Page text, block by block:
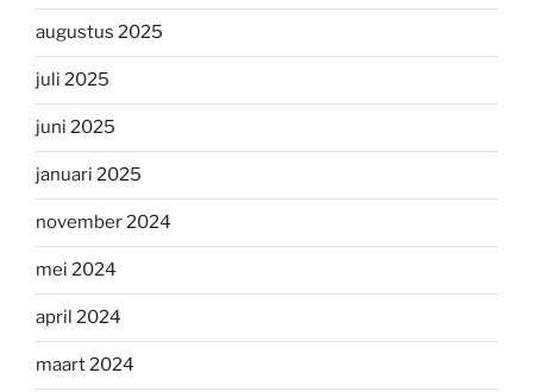
augustus 2025
juli 2025
juni 2025
januari 2025
november 2024
mei 2024
april 2024
maart 2024